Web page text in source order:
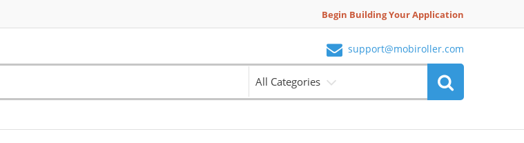
Begin Building Your Application
support@mobiroller.com
All Categories